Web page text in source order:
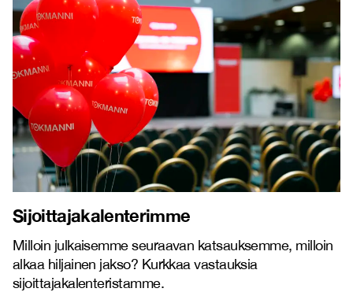
Sijoittajakalenterimme
Milloin julkaisemme seuraavan katsauksemme, milloin
alkaa hiljainen jakso? Kurkkaa vastauksia
sijoittajakalenteristamme.